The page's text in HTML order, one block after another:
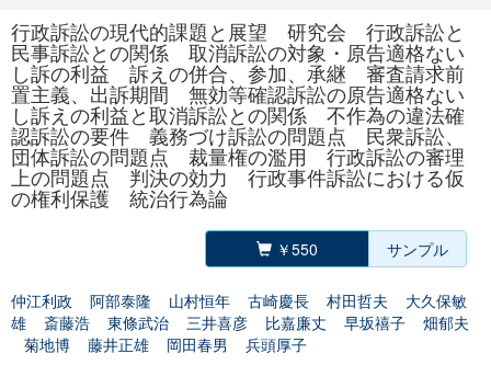
行政訴訟の現代的課題と展望 研究会 行政訴訟と
民事訴訟との関係 取消訴訟の対象・原告適格ない
し訴の利益 訴えの併合、参加、承継 審査請求前
置主義、出訴期間 無効等確認訴訟の原告適格ない
し訴えの利益と取消訴訟との関係 不作為の違法確
認訴訟の要件 義務づけ訴訟の問題点 民衆訴訟、
団体訴訟の問題点 裁量権の濫用 行政訴訟の審理
上の問題点 判決の効力 行政事件訴訟における仮
の権利保護 統治行為論
￥550 サンプル
仲江利政 阿部泰隆 山村恒年 古崎慶長 村田哲夫
大久保敏
雄
斎藤浩 東條武治 三井喜彦 比嘉廉丈 早坂禧子
畑郁夫
菊地博
藤井正雄 岡田春男 兵頭厚子